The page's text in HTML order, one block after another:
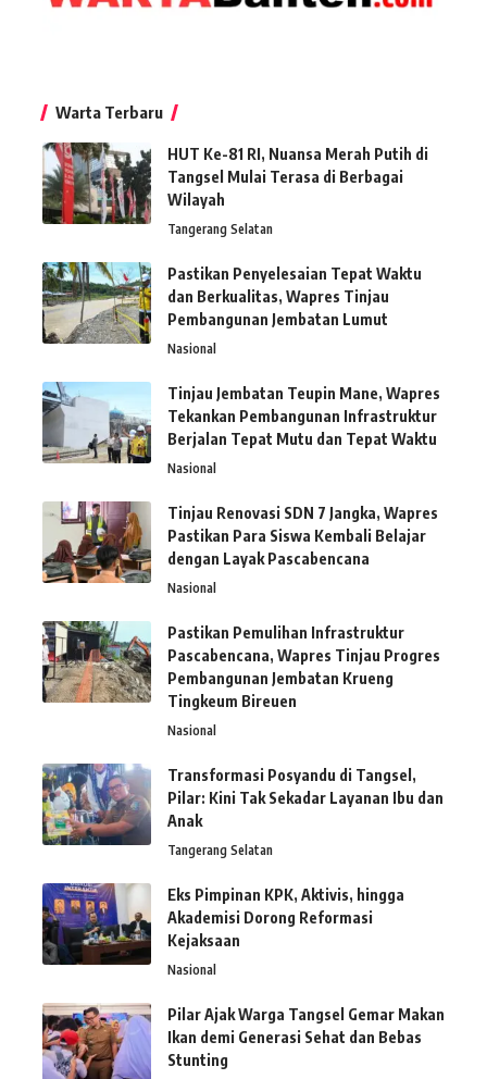
Warta Terbaru
HUT Ke-81 RI, Nuansa Merah Putih di
Tangsel Mulai Terasa di Berbagai
Wilayah
Tangerang Selatan
Pastikan Penyelesaian Tepat Waktu
dan Berkualitas, Wapres Tinjau
Pembangunan Jembatan Lumut
Nasional
Tinjau Jembatan Teupin Mane, Wapres
Tekankan Pembangunan Infrastruktur
Berjalan Tepat Mutu dan Tepat Waktu
Nasional
Tinjau Renovasi SDN 7 Jangka, Wapres
Pastikan Para Siswa Kembali Belajar
dengan Layak Pascabencana
Nasional
Pastikan Pemulihan Infrastruktur
Pascabencana, Wapres Tinjau Progres
Pembangunan Jembatan Krueng
Tingkeum Bireuen
Nasional
Transformasi Posyandu di Tangsel,
Pilar: Kini Tak Sekadar Layanan Ibu dan
Anak
Tangerang Selatan
Eks Pimpinan KPK, Aktivis, hingga
Akademisi Dorong Reformasi
Kejaksaan
Nasional
Pilar Ajak Warga Tangsel Gemar Makan
Ikan demi Generasi Sehat dan Bebas
Stunting